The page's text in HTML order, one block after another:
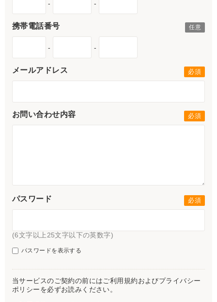
- -
携帯電話番号
- -
メールアドレス
お問い合わせ内容
パスワード
(6文字以上25文字以下の英数字)
パスワードを表示する
当サービスのご契約の前にはご利用規約およびプライバシー
ポリシーを必ずお読みください。